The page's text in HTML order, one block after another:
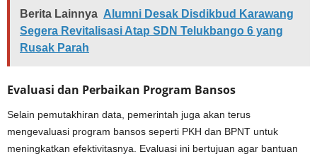
Berita Lainnya Alumni Desak Disdikbud Karawang
Segera Revitalisasi Atap SDN Telukbango 6 yang
Rusak Parah
Evaluasi dan Perbaikan Program Bansos
Selain pemutakhiran data, pemerintah juga akan terus
mengevaluasi program bansos seperti PKH dan BPNT untuk
meningkatkan efektivitasnya. Evaluasi ini bertujuan agar bantuan